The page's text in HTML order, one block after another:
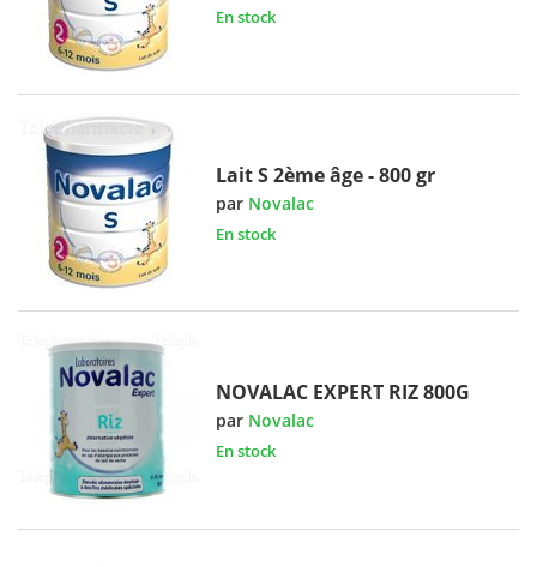
En stock
Lait S 2ème âge - 800 gr
par Novalac
En stock
NOVALAC EXPERT RIZ 800G
par Novalac
En stock